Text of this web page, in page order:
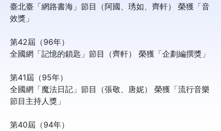
臺北臺「網路書海」節目（阿國、琇如、齊軒） 榮獲「音
效獎」
第42屆（96年）
全國網「記憶的鎖匙」節目（齊軒） 榮獲「企劃編撰獎」
第41屆（95年）
全國網「魔法日記」節目（張敬、唐妮） 榮獲「流行音樂
節目主持人獎」
第40屆（94年）